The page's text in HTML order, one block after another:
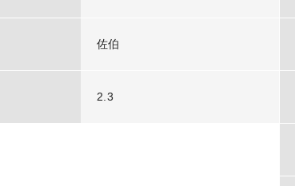
佐伯
2.3